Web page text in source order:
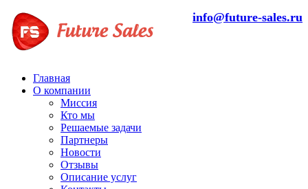
info@future-sales.ru
Главная
О компании
Миссия
Кто мы
Решаемые задачи
Партнеры
Новости
Отзывы
Описание услуг